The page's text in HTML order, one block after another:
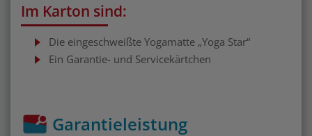
Im Karton sind:
Die eingeschweißte Yogamatte „Yoga Star“
Ein Garantie- und Servicekärtchen
Garantieleistung